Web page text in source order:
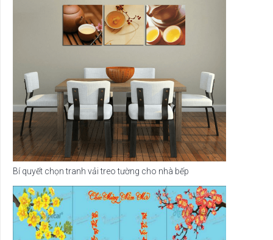
Bí quyết chọn tranh vải treo tường cho nhà bếp